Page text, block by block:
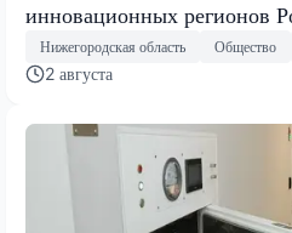
инновационных регионов
Нижегородская область Общество
2 августа